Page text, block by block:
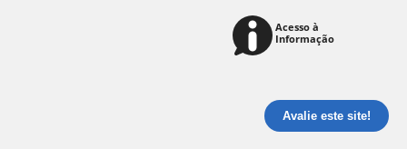
Avalie este site!